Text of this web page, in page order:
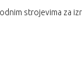
strojevima za